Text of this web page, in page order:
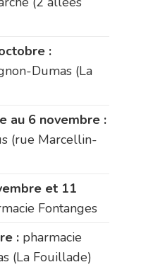
:
Dumas (La
au 6 novembre :
(rue Marcellin-
et 11
Fontanges
: pharmacie
(La Fouillade)